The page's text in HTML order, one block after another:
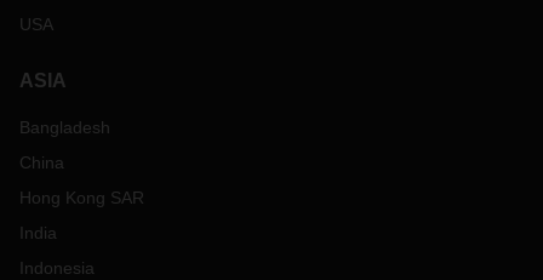
USA
ASIA
Bangladesh
China
Hong Kong SAR
India
Indonesia